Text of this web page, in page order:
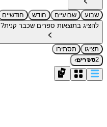
שבוע שבועיים חודש
חודשיים
להציג בתוצאות ספרים שכבר קנית?
תציגו
תסתירו
2ספרים›